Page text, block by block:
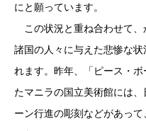
にと願っています。
この状況と重ね合わせて、
諸国の人々に与えた悲惨な
れます。昨年、「ピース・
たマニラの国立美術館には
ーン行進の彫刻などがあっ